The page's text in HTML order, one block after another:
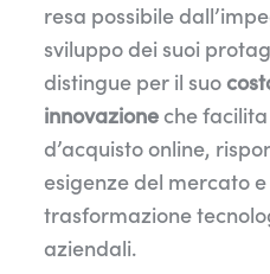
resa possibile
sviluppo dei suoi
distingue per il suo
innovazioneche facilita
d’acquisto online,
esigenze del mercato
trasformazione
aziendali.